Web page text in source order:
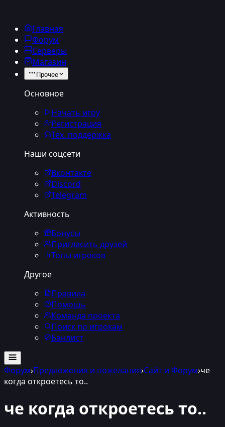
Главная
Форум
Серверы
Магазин
Прочее
Основное
Начать игру
Регистрация
Тех. поддержка
Наши соцсети
Вконтакте
Discord
Telegram
Активность
Бонусы
Пригласить друзей
Топы игроков
Другое
Правила
Помощь
Команда проекта
Поиск по игрокам
Банлист
Форум›Предложения и пожелания›Сайт и Форум›че
когда откроетесь то..
че когда откроетесь то..